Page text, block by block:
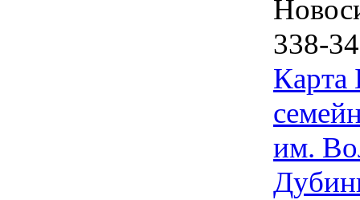
338-
Карта
им.